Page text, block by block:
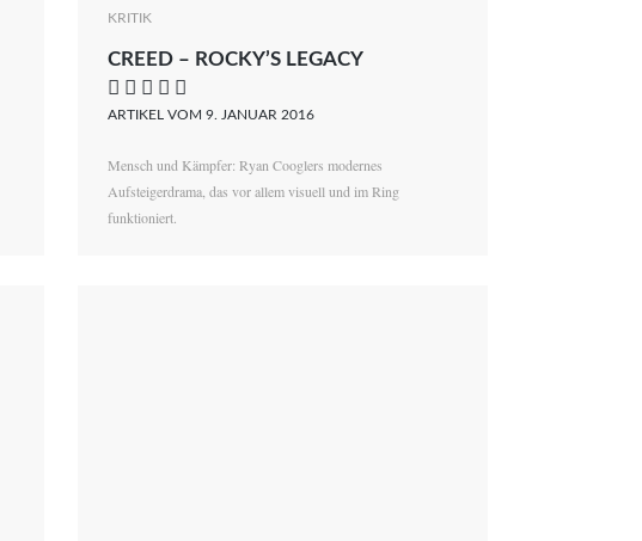
KRITIK
CREED – ROCKY’S LEGACY
    
ARTIKEL VOM 9. JANUAR 2016
Mensch und Kämpfer: Ryan Cooglers modernes
Aufsteigerdrama, das vor allem visuell und im Ring
funktioniert.